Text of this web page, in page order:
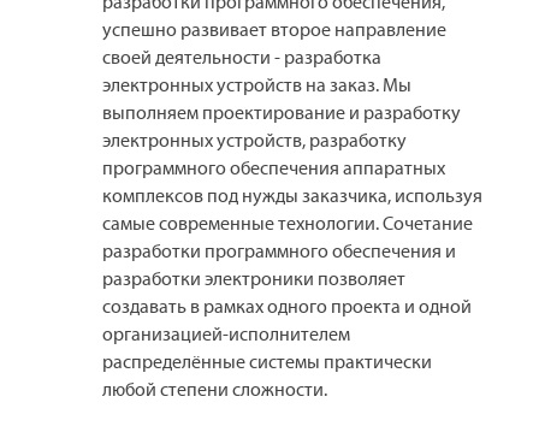
успешно развивает второе направление
своей деятельности - разработка
электронных устройств на заказ. Мы
выполняем проектирование и разработку
электронных устройств, разработку
программного обеспечения аппаратных
комплексов под нужды заказчика, используя
самые современные технологии. Сочетание
разработки программного обеспечения и
разработки электроники позволяет
создавать в рамках одного проекта и одной
организацией-исполнителем
распределённые системы практически
любой степени сложности.